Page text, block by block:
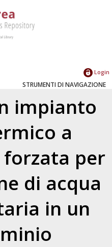
Login
STRUMENTI DI NAVIGAZIONE
impianto
a
per
di acqua
in un